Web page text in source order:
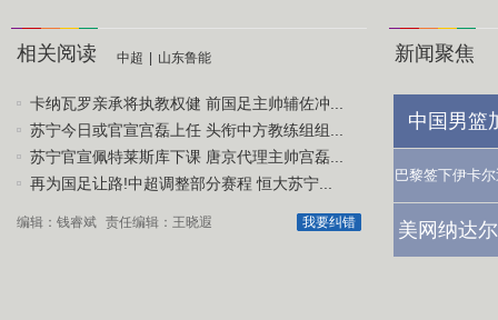
相关阅读 中超 山东鲁能
卡纳瓦罗亲承将执教权健 前国足主帅辅佐冲...
苏宁今日或官宣宫磊上任 头衔中方教练组组...
苏宁官宣佩特莱斯库下课 唐京代理主帅宫磊...
再为国足让路!中超调整部分赛程 恒大苏宁...
我要纠错
编辑：钱睿斌 责任编辑：王晓遐
新闻聚焦
中国男篮
巴黎签下伊卡
美网纳达